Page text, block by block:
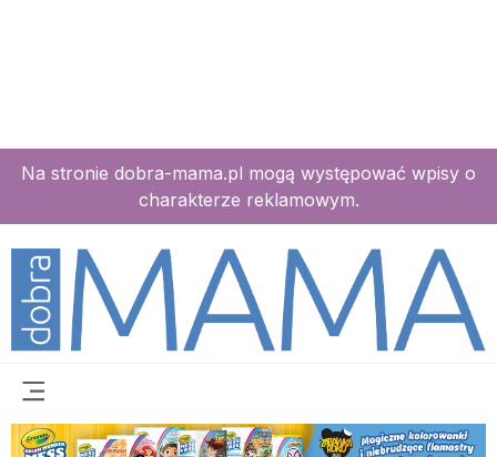
Na stronie dobra-mama.pl mogą występować wpisy o
charakterze reklamowym.